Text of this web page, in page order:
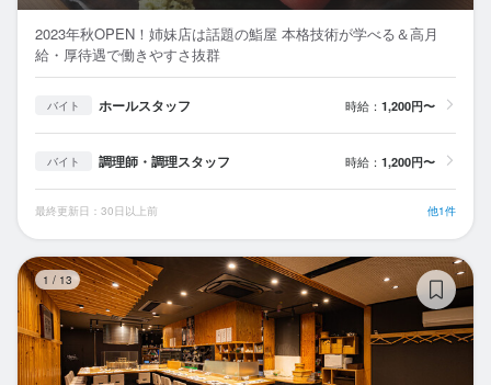
2023年秋OPEN！姉妹店は話題の鮨屋 本格技術が学べる＆高月
給・厚待遇で働きやすさ抜群
バイト ホールスタッフ 時給： 1,200円〜
バイト 調理師・調理スタッフ 時給： 1,200円〜
最終更新日：30日以上前 他1件
1 / 13